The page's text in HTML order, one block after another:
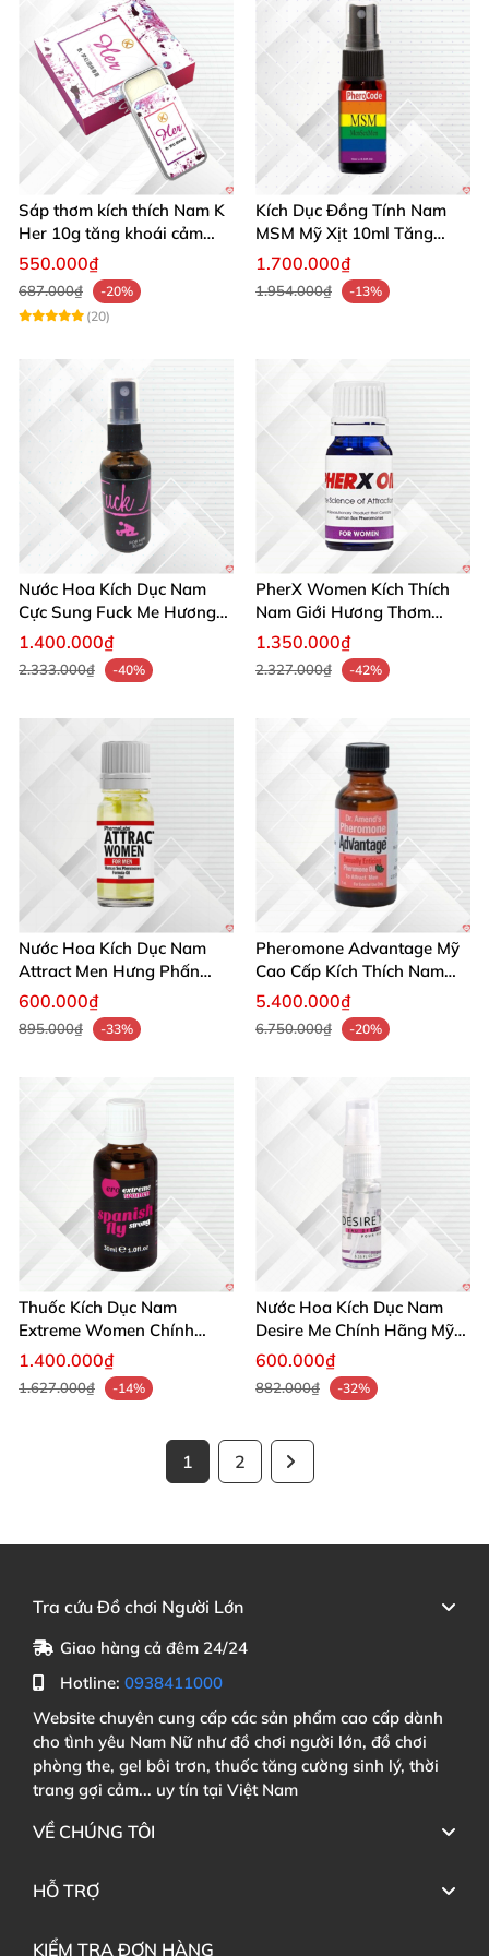
Sáp thơm kích thích Nam K
Her 10g tăng khoái cảm
phái mạnh
550.000₫
687.000₫
-20%
(20)
Kích Dục Đồng Tính Nam
MSM Mỹ Xịt 10ml Tăng
Ham Muốn Gay
1.700.000₫
1.954.000₫ -13%
Nước Hoa Kích Dục Nam
Cực Sung Fuck Me Hương
Thơm Gợi Tình
1.400.000₫
2.333.000₫ -40%
PherX Women Kích Thích
Nam Giới Hương Thơm
Quyến Rũ Độc Quyền
1.350.000₫
2.327.000₫ -42%
Nước Hoa Kích Dục Nam
Attract Men Hưng Phấn
Mạnh Mẽ Tăng Ham Muốn
600.000₫
895.000₫ -33%
Pheromone Advantage Mỹ
Cao Cấp Kích Thích Nam
Giới Nhanh
5.400.000₫
6.750.000₫ -20%
Thuốc Kích Dục Nam
Extreme Women Chính
Hãng Mỹ Tăng Ham Muốn
1.400.000₫
1.627.000₫ -14%
Nước Hoa Kích Dục Nam
Desire Me Chính Hãng Mỹ
Tăng Khoái Cảm
600.000₫
882.000₫ -32%
1 2
Tra cứu Đồ chơi Người Lớn
Giao hàng cả đêm 24/24
Hotline: 0938411000
Website chuyên cung cấp các sản phẩm cao cấp dành
cho tình yêu Nam Nữ như đồ chơi người lớn, đồ chơi
phòng the, gel bôi trơn, thuốc tăng cường sinh lý, thời
trang gợi cảm... uy tín tại Việt Nam
VỀ CHÚNG TÔI
HỖ TRỢ
KIỂM TRA ĐƠN HÀNG